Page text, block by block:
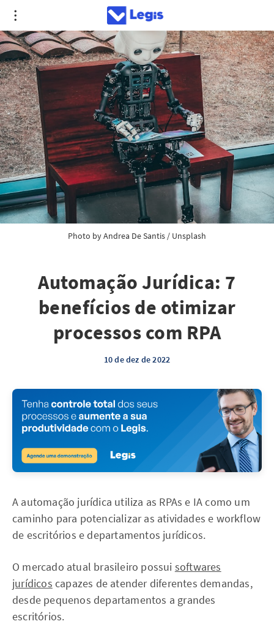
Photo by Andrea De Santis / Unsplash
Automação Jurídica: 7
benefícios de otimizar
processos com RPA
10 de dez de 2022
A automação jurídica utiliza as RPAs e IA como um
caminho para potencializar as atividades e workflow
de escritórios e departamentos jurídicos.
O mercado atual brasileiro possui softwares
jurídicos capazes de atender diferentes demandas,
desde pequenos departamentos a grandes
escritórios.